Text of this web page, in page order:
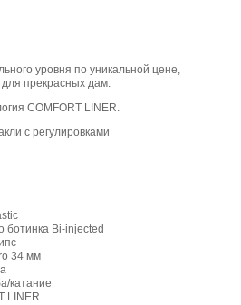
уровня по уникальной цене,
прекрасных дам.
COMFORT LINER.
с регулировками
ботинка Bi-injected
34 мм
катание
LINER